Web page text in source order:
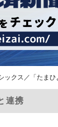
ックス／「たまひ
連携